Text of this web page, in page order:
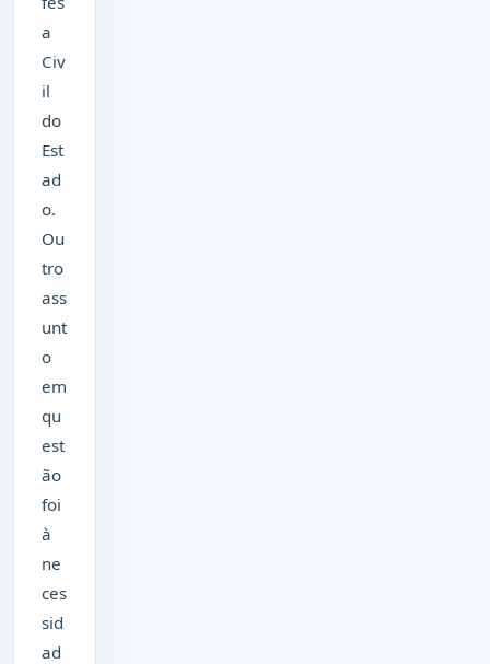
a
Civ
il
do
Est
ad
o.
Ou
tro
ass
unt
o
em
qu
est
ão
foi
à
ne
ces
sid
ad